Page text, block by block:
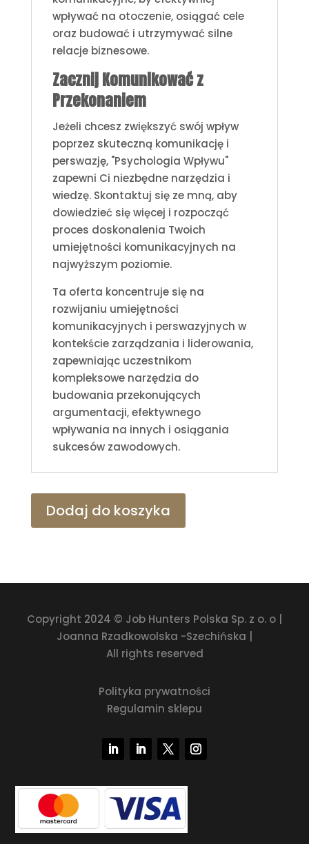
wpływać na otoczenie, osiągać cele
oraz budować i utrzymywać silne
relacje biznesowe.
Zacznij Komunikować z
Przekonaniem
Jeżeli chcesz zwiększyć swój wpływ
poprzez skuteczną komunikację i
perswazję, "Psychologia Wpływu"
zapewni Ci niezbędne narzędzia i
wiedzę. Skontaktuj się ze mną, aby
dowiedzieć się więcej i rozpocząć
proces doskonalenia Twoich
umiejętności komunikacyjnych na
najwyższym poziomie.
Ta oferta koncentruje się na
rozwijaniu umiejętności
komunikacyjnych i perswazyjnych w
kontekście zarządzania i liderowania,
zapewniając uczestnikom
kompleksowe narzędzia do
budowania przekonujących
argumentacji, efektywnego
wpływania na innych i osiągania
sukcesów zawodowych.
Dodaj do koszyka
Copyright 2024 © Job Hunters Polska Sp. z o. o |
Joanna Rzadkowolska -Szechińska |
All rights reserved
Polityka prywatności
Regulamin sklepu